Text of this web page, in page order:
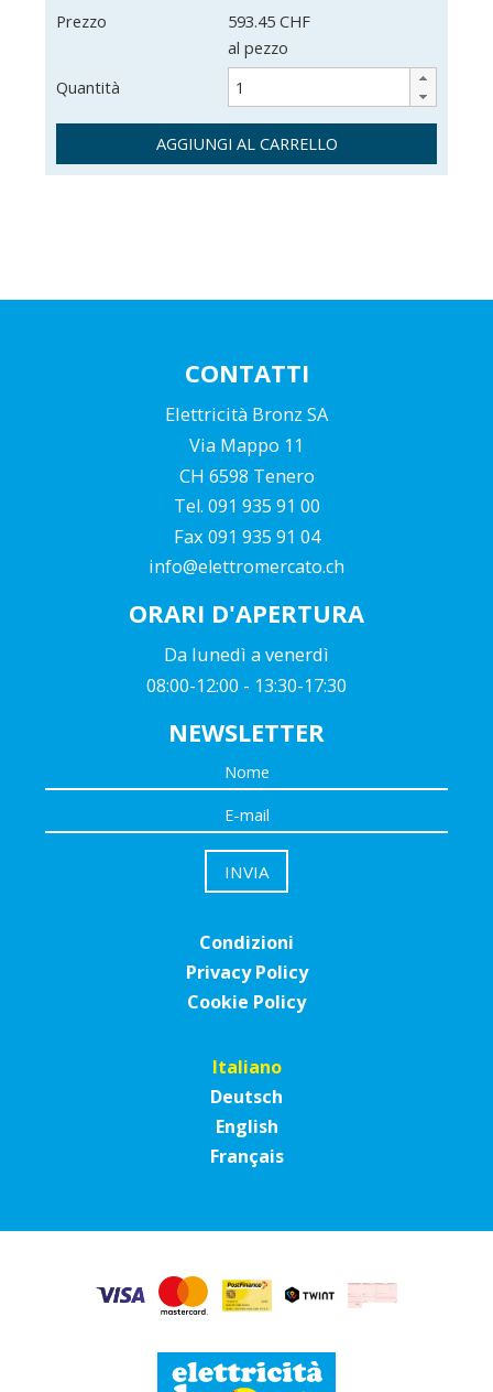
Prezzo
593.45 CHF
al pezzo
Quantità
AGGIUNGI AL CARRELLO
CONTATTI
Elettricità Bronz SA
Via Mappo 11
CH 6598 Tenero
Tel. 091 935 91 00
Fax 091 935 91 04
info@elettromercato.ch
ORARI D'APERTURA
Da lunedì a venerdì
08:00-12:00 - 13:30-17:30
NEWSLETTER
Condizioni
Privacy Policy
Cookie Policy
Italiano
Deutsch
English
Français